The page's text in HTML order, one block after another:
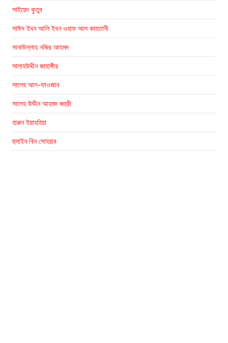
সাইয়েদ কুতুব
সাঈদ ইবন আলি ইবন ওহাফ আল কাহতানী
সানাউল্লাহ নজির আহমদ
সালাহউদ্দীন জাহাঙ্গীর
সালেহ আল-ফাওজান
সালেহ উদ্দীন আহমদ জহুরী
হারুন ইয়াহহিয়া
হুসাইন বিন সোহরাব